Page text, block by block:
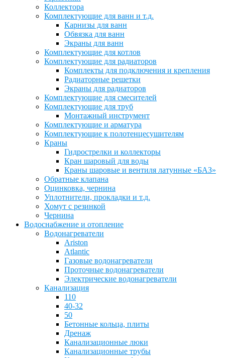
Коллектора
Комплектующие для ванн и т.д.
Карнизы для ванн
Обвязка для ванн
Экраны для ванн
Комплектующие для котлов
Комплектующие для радиаторов
Комплекты для подключения и крепления
Радиаторные решетки
Экраны для радиаторов
Комплектующие для смесителей
Комплектующие для труб
Монтажный инструмент
Комплектующие и арматура
Комплектующие к полотенцесушителям
Краны
Гидрострелки и коллекторы
Кран шаровый для воды
Краны шаровые и вентиля латунные «БАЗ»
Обратные клапана
Оцинковка, чернина
Уплотнители, прокладки и т.д.
Хомут с резинкой
Чернина
Водоснабжение и отопление
Водонагреватели
Ariston
Atlantic
Газовые водонагреватели
Проточные водонагреватели
Электрические водонагреватели
Канализация
110
40-32
50
Бетонные кольца, плиты
Дренаж
Канализационные люки
Канализационные трубы